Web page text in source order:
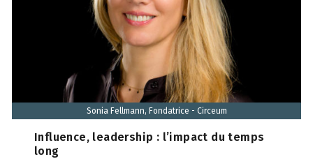
Sonia Fellmann, Fondatrice - Circeum
Influence, leadership : l’impact du temps
long